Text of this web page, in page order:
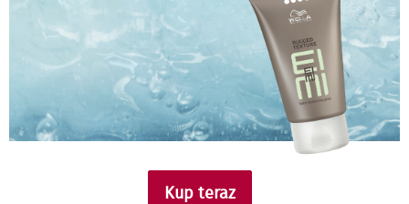
Kup teraz